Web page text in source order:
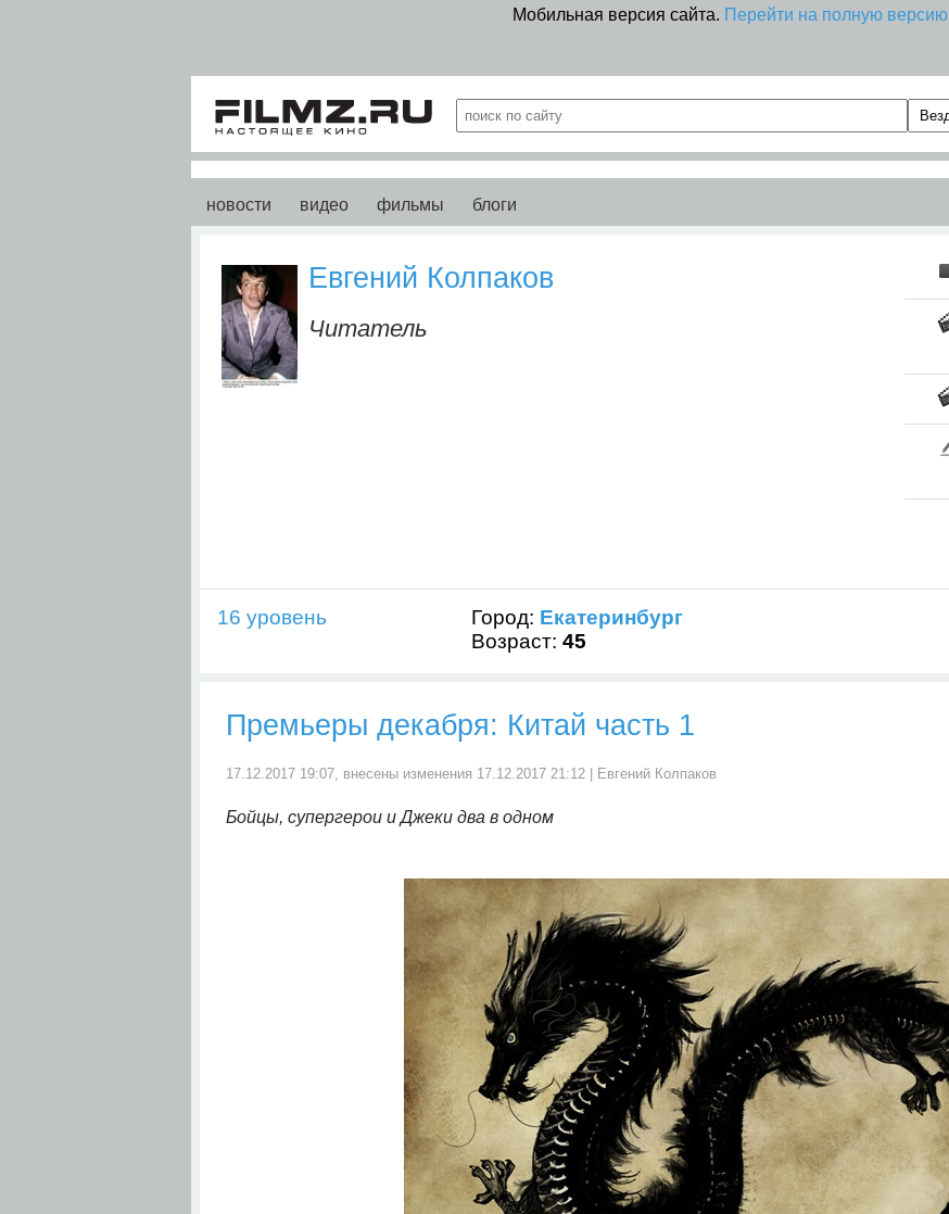
Мобильная версия сайта. Перейти на полную версию
новости видео фильмы блоги
Евгений Колпаков
Читатель
16 уровень Город: Екатеринбург
Возраст:45
Премьеры декабря: Китай часть 1
17.12.2017 19:07, внесены изменения 17.12.2017 21:12 | Евгений Колпаков
Бойцы, супергерои и Джеки два в одном